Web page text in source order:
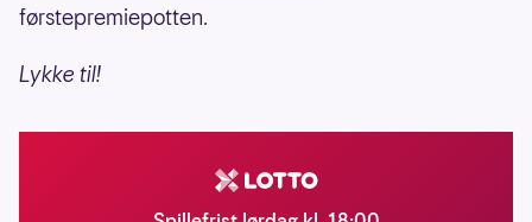
førstepremiepotten.
Lykke til!